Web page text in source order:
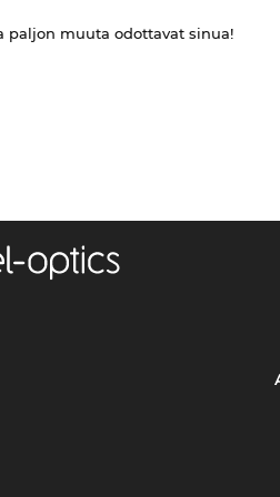
paljon muuta odottavat sinua!